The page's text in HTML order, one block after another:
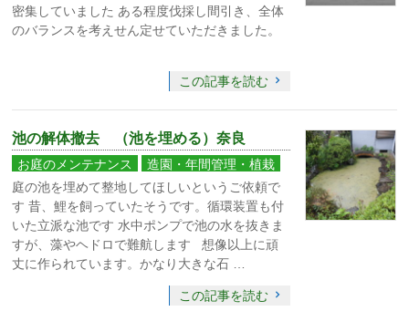
密集していました ある程度伐採し間引き、全体
のバランスを考えせん定せていただきました。
この記事を読む
池の解体撤去 （池を埋める）奈良
お庭のメンテナンス
造園・年間管理・植栽
庭の池を埋めて整地してほしいというご依頼で
す 昔、鯉を飼っていたそうです。循環装置も付
いた立派な池です 水中ポンプで池の水を抜きま
すが、藻やヘドロで難航します 想像以上に頑
丈に作られています。かなり大きな石 …
この記事を読む